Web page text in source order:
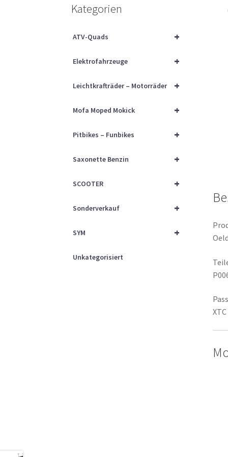
Kategorien
+
ATV-Quads
+
Elektrofahrzeuge
+
Leichtkrafträder – Motorräder
+
Mofa Moped Mokick
+
Pitbikes – Funbikes
+
Saxonette Benzin
+
SCOOTER
+
Sonderverkauf
+
SYM
Unkategorisiert